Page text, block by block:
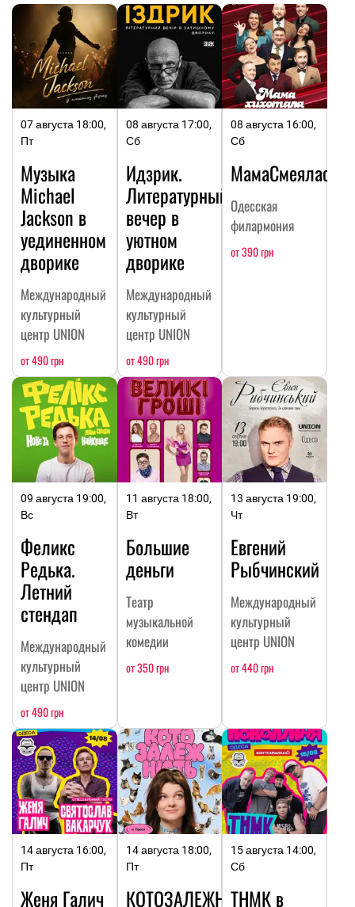
07 августа 18:00,
Пт
Музыка
Michael
Jackson в
уединенном
дворике
Международный
культурный
центр UNION
от 490 грн
08 августа 17:00,
Сб
Идзрик.
Литературный
вечер в
уютном
дворике
Международный
культурный
центр UNION
от 490 грн
08 августа 16:00,
Сб
МамаСмеялась
Одесская
филармония
от 390 грн
09 августа 19:00,
Вс
Феликс
Редька.
Летний
стендап
Международный
культурный
центр UNION
от 490 грн
11 августа 18:00,
Вт
Большие
деньги
Театр
музыкальной
комедии
от 350 грн
13 августа 19:00,
Чт
Евгений
Рыбчинский
Международный
культурный
центр UNION
от 440 грн
14 августа 16:00,
Пт
Женя Галич
14 августа 18:00,
Пт
КОТОЗАЛЕЖНОСТЬ
15 августа 14:00,
Сб
ТНМК в